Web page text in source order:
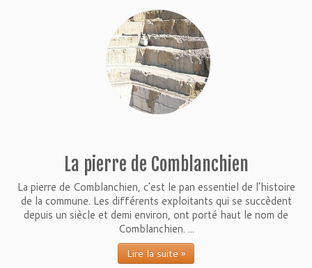
La pierre de Comblanchien
La pierre de Comblanchien, c’est le pan essentiel de l’histoire
de la commune. Les différents exploitants qui se succèdent
depuis un siècle et demi environ, ont porté haut le nom de
Comblanchien. ...
Lire la suite »